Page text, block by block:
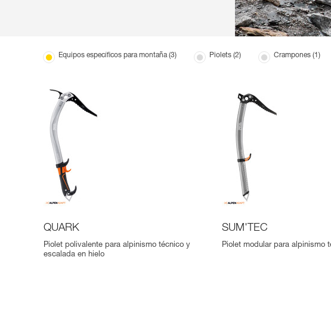
Equipos específicos para montaña (3) Piolets (2) Crampones (1)
QUARK
Piolet polivalente para alpinismo técnico y
escalada en hielo
SUM'TEC
Piolet modular para alpinismo